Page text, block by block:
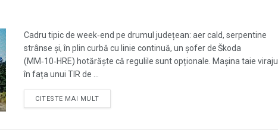
Cadru tipic de week‑end pe drumul județean: aer cald, serpentine
strânse și, în plin curbă cu linie continuă, un șofer de Škoda
(MM‑10‑HRE) hotărăște că regulile sunt opționale. Mașina taie virajul
în fața unui TIR de ...
CITESTE MAI MULT